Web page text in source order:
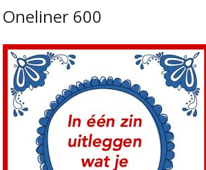
Oneliner 600